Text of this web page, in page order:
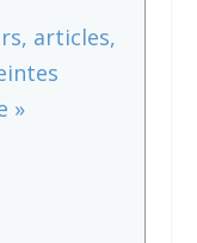
articles,
»